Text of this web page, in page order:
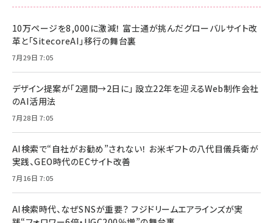
10万ページを8,000に激減！ 富士通が挑んだグローバルサイト改
革と「SitecoreAI」移行の舞台裏
7月29日 7:05
デザイン提案が「2週間→2日に」 設立22年を迎えるWeb制作会社
のAI活用法
7月28日 7:05
AI検索で“自社がお勧め”されない！ お米ギフトの八代目儀兵衛が
実践、GEO時代のECサイト改善
7月16日 7:05
AI検索時代、なぜSNSが重要？ フジドリームエアラインズが実